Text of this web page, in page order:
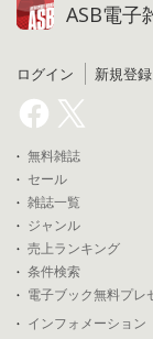
ASB電子
ログイン 新規登録
無料雑誌
セール
雑誌一覧
ジャンル
売上ランキング
条件検索
電子ブック無料プレ
インフォメーション